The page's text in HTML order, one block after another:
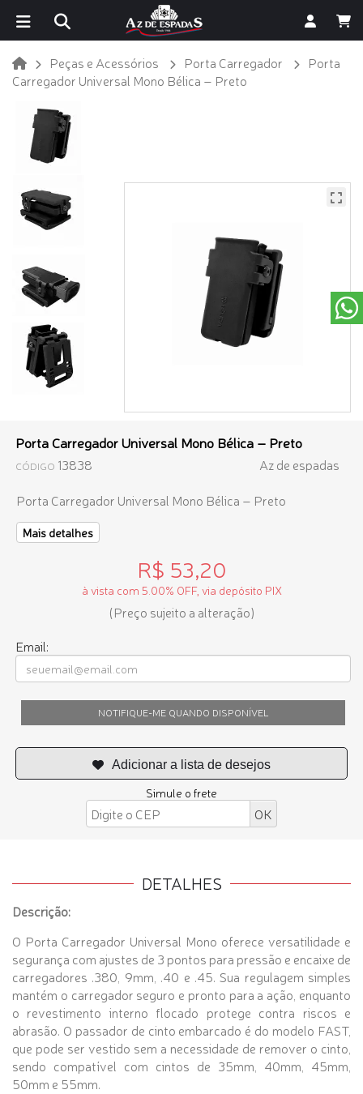
Peças e Acessórios Porta Carregador
Porta
Carregador Universal Mono Bélica – Preto
Porta Carregador Universal Mono Bélica – Preto
CÓDIGO 13838
Az de espadas
Porta Carregador Universal Mono Bélica – Preto
Mais detalhes
R$ 53,20
à vista com 5.00% OFF, via depósito PIX
(Preço sujeito a alteração)
Email:
NOTIFIQUE-ME QUANDO DISPONÍVEL
Simule o frete
DETALHES
Descrição:
O Porta Carregador Universal Mono oferece versatilidade e
segurança com ajustes de 3 pontos para pressão e encaixe de
carregadores .380, 9mm, .40 e .45. Sua regulagem simples
mantém o carregador seguro e pronto para a ação, enquanto
o revestimento interno flocado protege contra riscos e
abrasão. O passador de cinto embarcado é do modelo FAST,
que pode ser vestido sem a necessidade de remover o cinto,
sendo compatível com cintos de 35mm, 40mm, 45mm,
50mm e 55mm.